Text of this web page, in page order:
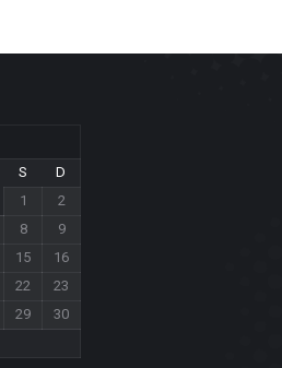
S
D
1
2
8
9
15
16
22
23
29
30